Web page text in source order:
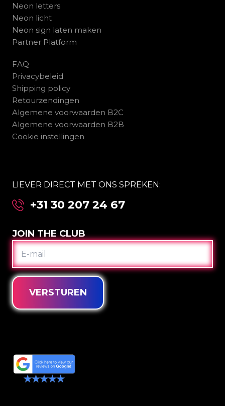
Neon letters
Neon licht
Neon sign laten maken
Partner Platform
FAQ
Privacybeleid
Shipping policy
Retourzendingen
Algemene voorwaarden B2C
Algemene voorwaarden B2B
Cookie instellingen
LIEVER DIRECT MET ONS SPREKEN:
+31 30 207 24 67
JOIN THE CLUB
E-
VERSTUREN